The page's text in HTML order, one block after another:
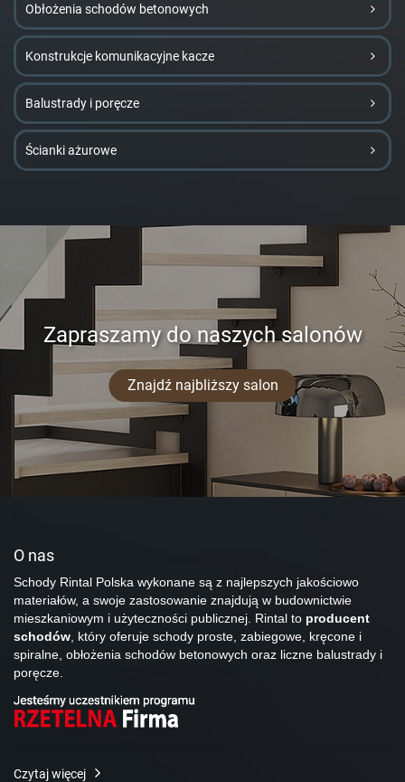
Obłożenia schodów betonowych
Konstrukcje komunikacyjne kacze
Balustrady i poręcze
Ścianki ażurowe
Zapraszamy do naszych salonów
Znajdź najbliższy salon
O nas
Schody Rintal Polska wykonane są z najlepszych jakościowo
materiałów, a swoje zastosowanie znajdują w budownictwie
mieszkaniowym i użyteczności publicznej. Rintal to producent
schodów, który oferuje schody proste, zabiegowe, kręcone i
spiralne, obłożenia schodów betonowych oraz liczne balustrady i
poręcze.
Czytaj więcej